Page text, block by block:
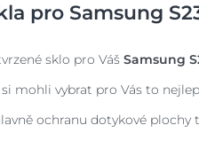
pro Samsung
sklo pro Váš Samsung
mohli vybrat pro Vás to
ochranu dotykové plochy